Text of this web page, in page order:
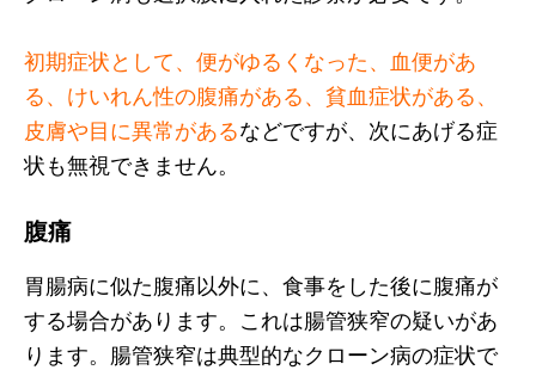
初期症状として、便がゆるくなった、血便があ
る、けいれん性の腹痛がある、貧血症状がある、
皮膚や目に異常があるなどですが、次にあげる症
状も無視できません。
腹痛
胃腸病に似た腹痛以外に、食事をした後に腹痛が
する場合があります。これは腸管狭窄の疑いがあ
ります。腸管狭窄は典型的なクローン病の症状で